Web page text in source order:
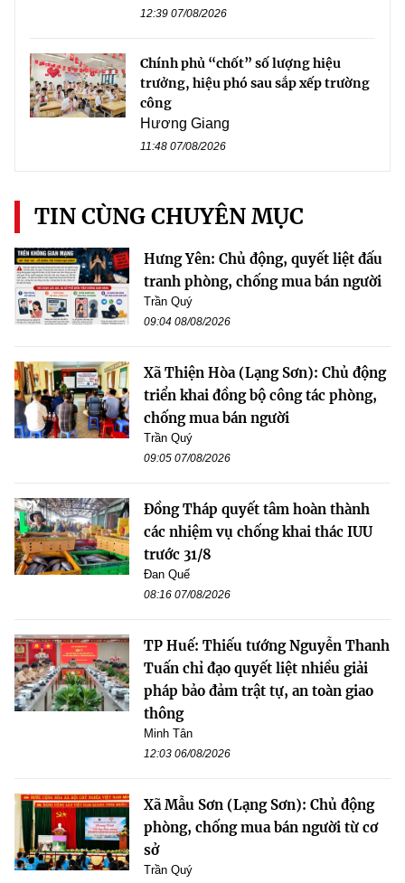
12:39 07/08/2026
Chính phủ “chốt” số lượng hiệu
trưởng, hiệu phó sau sắp xếp trường
công
Hương Giang
11:48 07/08/2026
TIN CÙNG CHUYÊN MỤC
Hưng Yên: Chủ động, quyết liệt đấu
tranh phòng, chống mua bán người
Trần Quý
09:04 08/08/2026
Xã Thiện Hòa (Lạng Sơn): Chủ động
triển khai đồng bộ công tác phòng,
chống mua bán người
Trần Quý
09:05 07/08/2026
Đồng Tháp quyết tâm hoàn thành
các nhiệm vụ chống khai thác IUU
trước 31/8
Đan Quế
08:16 07/08/2026
TP Huế: Thiếu tướng Nguyễn Thanh
Tuấn chỉ đạo quyết liệt nhiều giải
pháp bảo đảm trật tự, an toàn giao
thông
Minh Tân
12:03 06/08/2026
Xã Mẫu Sơn (Lạng Sơn): Chủ động
phòng, chống mua bán người từ cơ
sở
Trần Quý